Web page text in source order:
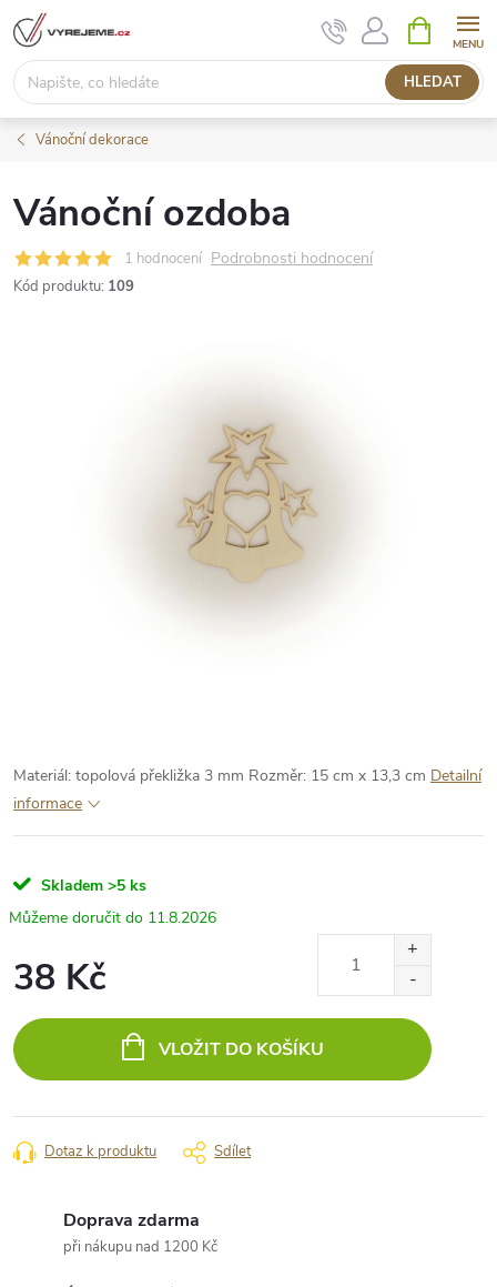
Přejít
na
obsah
HLEDAT
NÁKUPNÍ
KOŠÍK
Vánoční dekorace
Vánoční ozdoba
1 hodnocení Podrobnosti hodnocení
Kód produktu: 109
Materiál: topolová překližka 3 mm Rozměr: 15 cm x 13,3 cm Detailní
informace
Skladem >5 ks
11.8.2026
38 Kč
cena:
VLOŽIT DO KOŠÍKU
Dotaz k produktu Sdílet
Doprava zdarma
při nákupu nad 1200 Kč